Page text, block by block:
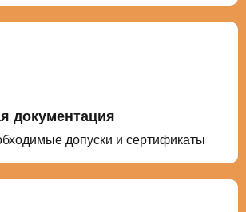
документация
допуски и сертификаты